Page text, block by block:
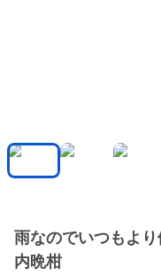
雨なのでいつもよ
内晩柑